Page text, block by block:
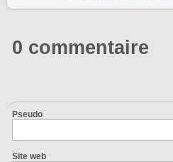
0 commentaire
Pseudo
Site web